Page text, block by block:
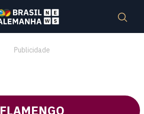
Publicidade
FLAMENGO